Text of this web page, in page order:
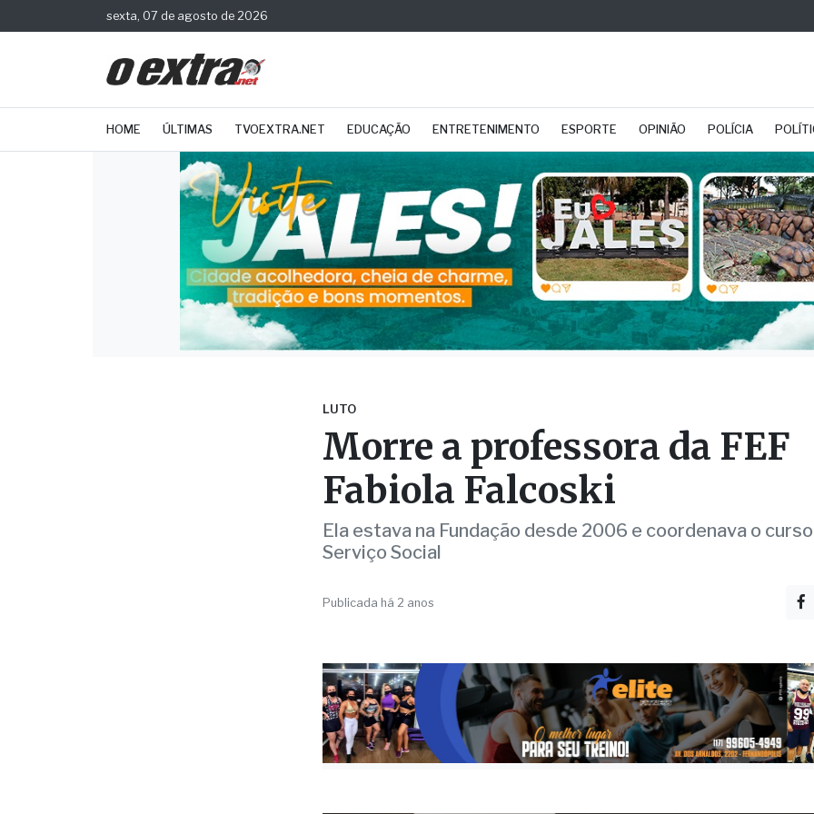
sexta, 07 de agosto de 2026
HOME ÚLTIMAS TVOEXTRA.NET EDUCAÇÃO ENTRETENIMENTO ESPORTE OPINIÃO POLÍCIA
LUTO
Fabiola Falcoski
Ela estava na Fundação desde 2006 e coordenava o
Serviço Social
Publicada há 2 anos